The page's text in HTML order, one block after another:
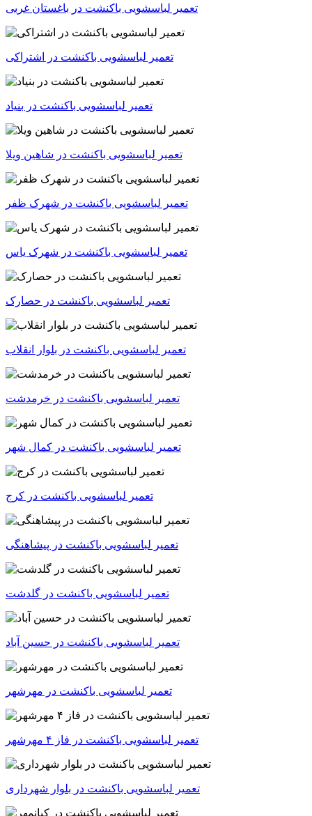
تعمیر لباسشویی باکنشت در باغستان غربی
تعمیر لباسشویی باکنشت در اشتراکی
تعمیر لباسشویی باکنشت در بنیاد
تعمیر لباسشویی باکنشت در شاهین ویلا
تعمیر لباسشویی باکنشت در شهرک ظفر
تعمیر لباسشویی باکنشت در شهرک یاس
تعمیر لباسشویی باکنشت در حصارک
تعمیر لباسشویی باکنشت در بلوار انقلاب
تعمیر لباسشویی باکنشت در خرمدشت
تعمیر لباسشویی باکنشت در کمال شهر
تعمیر لباسشویی باکنشت در کرج
تعمیر لباسشویی باکنشت در پیشاهنگی
تعمیر لباسشویی باکنشت در گلدشت
تعمیر لباسشویی باکنشت در حسین آباد
تعمیر لباسشویی باکنشت در مهرشهر
تعمیر لباسشویی باکنشت در فاز ۴ مهرشهر
تعمیر لباسشویی باکنشت در بلوار شهرداری